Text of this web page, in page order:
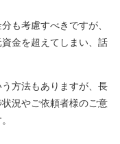
も考慮すべきですが、
金を超えてしまい、話
方法もありますが、長
況やご依頼者様のご意